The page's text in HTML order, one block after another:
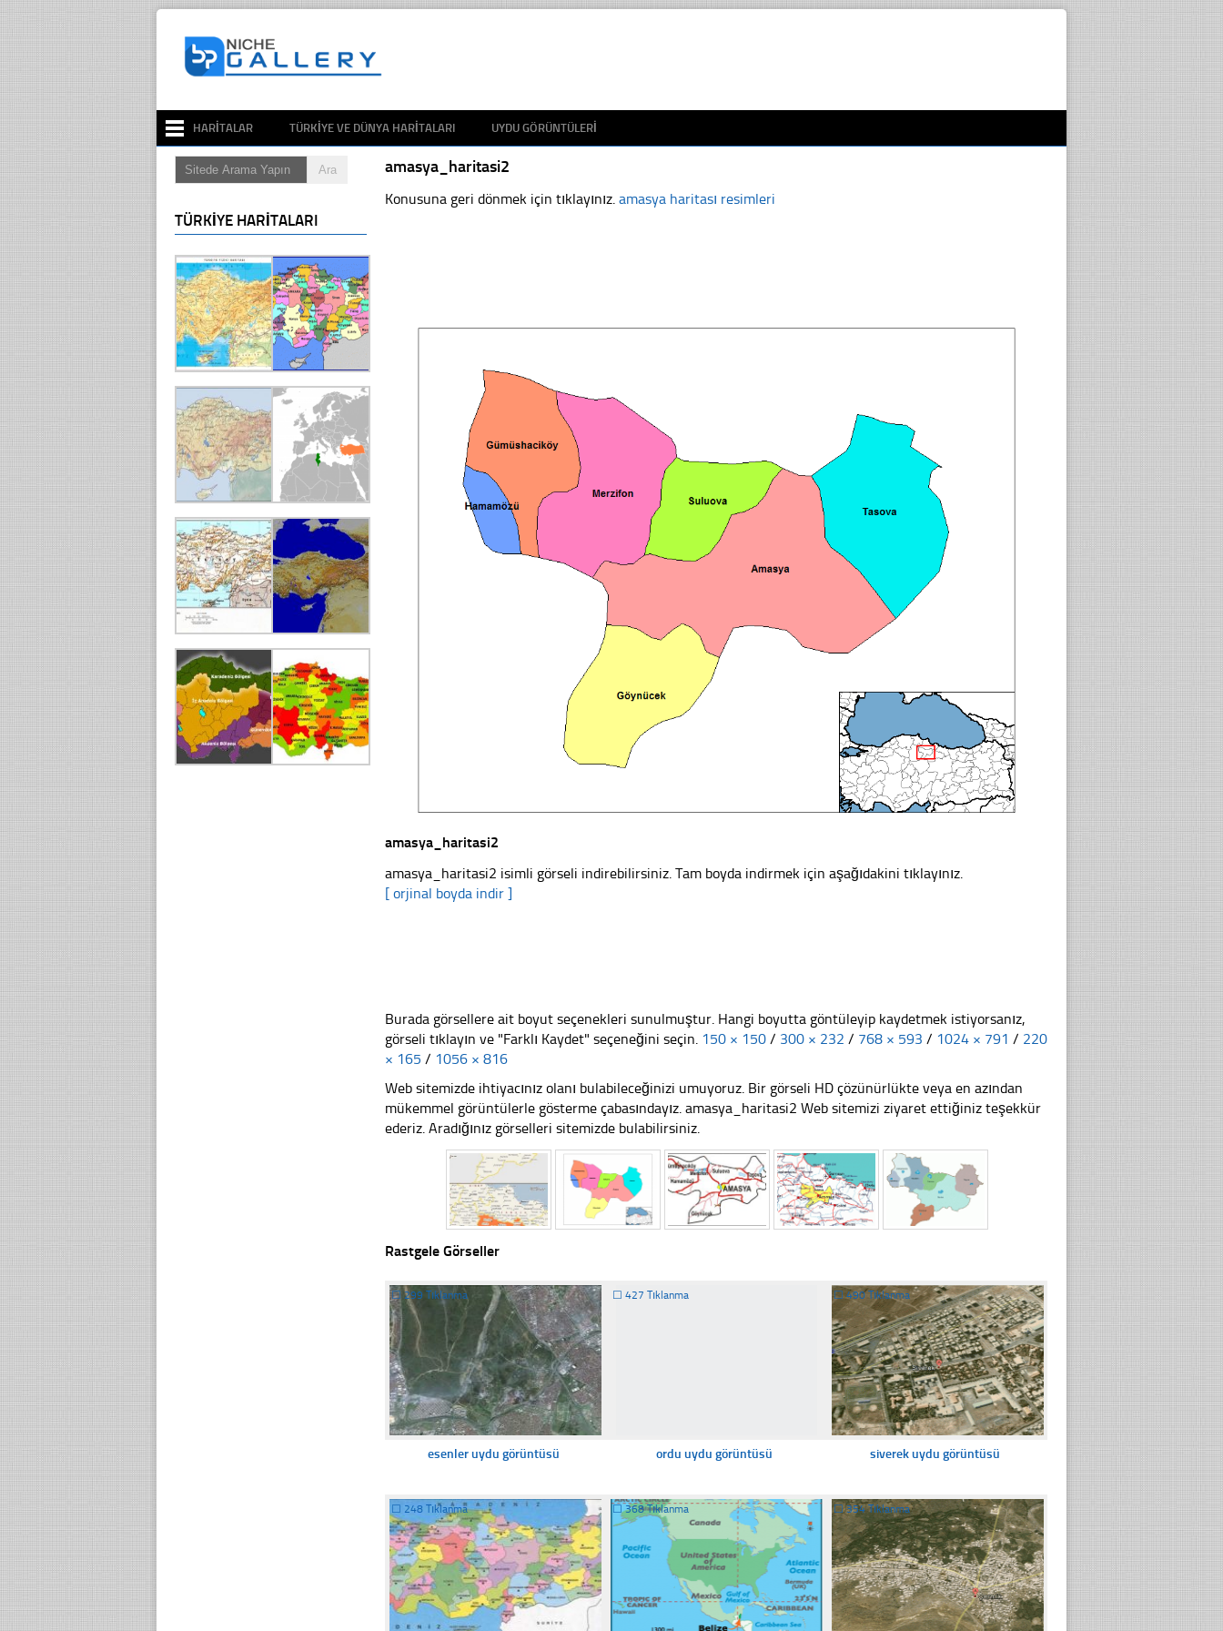
HARITALAR TÜRKIYE VE DÜNYA HARITALARI UYDU GÖRÜNTÜLERI
amasya_haritasi2
Konusuna geri dönmek için tıklayınız.amasya haritası resimleri
amasya_haritasi2
amasya_haritasi2 isimli görseli indirebilirsiniz. Tam boyda indirmek için aşağıdakini tıklayınız.
[ orjinal boyda indir ]
Burada görsellere ait boyut seçenekleri sunulmuştur. Hangi boyutta göntüleyip kaydetmek istiyorsanız,
görseli tıklayın ve "Farklı Kaydet" seçeneğini seçin. 150 × 150 / 300 × 232 / 768 × 593 / 1024 × 791 / 220
× 165 / 1056 × 816
Web sitemizde ihtiyacınız olanı bulabileceğinizi umuyoruz. Bir görseli HD çözünürlükte veya en azından
mükemmel görüntülerle gösterme çabasındayız. amasya_haritasi2 Web sitemizi ziyaret ettiğiniz teşekkür
ederiz. Aradığınız görselleri sitemizde bulabilirsiniz.
Rastgele Görseller
☐299 Tıklanma
esenler uydu görüntüsü
☐ 427 Tıklanma
ordu uydu görüntüsü
☐490 Tıklanma
siverek uydu görüntüsü
☐ 248 Tıklanma ☐368 Tıklanma ☐354 Tıklanma
TÜRKIYE HARITALARI